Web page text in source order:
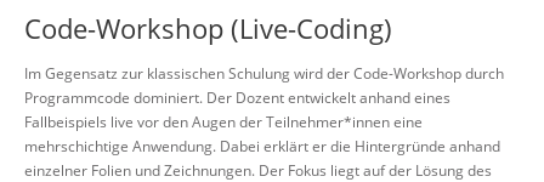
Code-Workshop (Live-Coding)
Im Gegensatz zur klassischen Schulung wird der Code-Workshop durch
Programmcode dominiert. Der Dozent entwickelt anhand eines
Fallbeispiels live vor den Augen der Teilnehmer*innen eine
mehrschichtige Anwendung. Dabei erklärt er die Hintergründe anhand
einzelner Folien und Zeichnungen. Der Fokus liegt auf der Lösung des